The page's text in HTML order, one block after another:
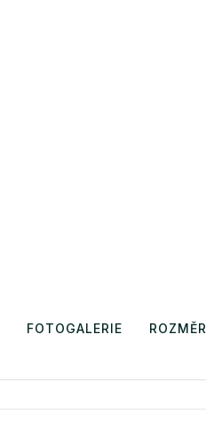
FOTOGALERIE